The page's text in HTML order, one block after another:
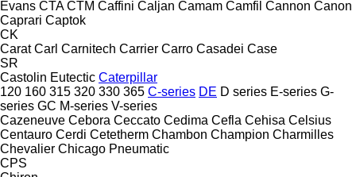
Evans CTA CTM Caffini Caljan Camam Camfil Cannon Canon
Caprari Captok
CK
Carat Carl Carnitech Carrier Carro Casadei Case
SR
Castolin Eutectic Caterpillar
120 160 315 320 330 365 C-series DE D series E-series G-
series GC M-series V-series
Cazeneuve Cebora Ceccato Cedima Cefla Cehisa Celsius
Centauro Cerdi Cetetherm Chambon Champion Charmilles
Chevalier Chicago Pneumatic
CPS